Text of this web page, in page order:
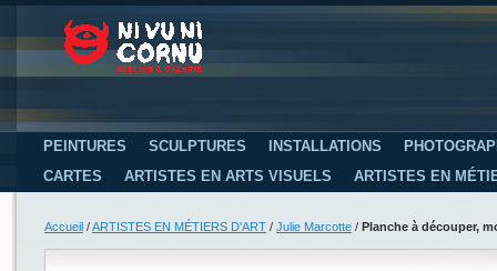
PEINTURES SCULPTURES INSTALLATIONS
CARTES
ARTISTES EN ARTS VISUELS ARTISTES EN
Accueil /ARTISTES EN MÉTIERS D'ART / Julie Marcotte / Planche à découper,